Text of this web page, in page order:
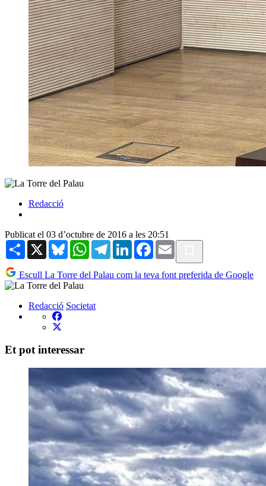
Redacció
Publicat el 03 d’octubre de 2016 a les 20:51
Share X BlueskyWhatsAppTelegramLinkedInFacebook
Email
Escull La Torre del Palau com la teva font preferida de Google
Redacció Societat
Et pot interessar